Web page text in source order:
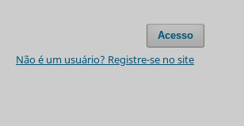
Acesso
Não é um usuário? Registre-se no site